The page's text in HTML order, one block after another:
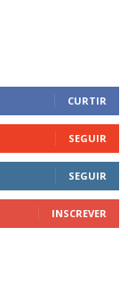
CURTIR
SEGUIR
SEGUIR
INSCREVER